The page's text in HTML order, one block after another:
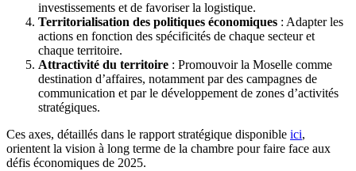
investissements et de favoriser la logistique.
Territorialisation des politiques économiques : Adapter les
actions en fonction des spécificités de chaque secteur et
chaque territoire.
Attractivité du territoire : Promouvoir la Moselle comme
destination d’affaires, notamment par des campagnes de
communication et par le développement de zones d’activités
stratégiques.
Ces axes, détaillés dans le rapport stratégique disponible ici,
orientent la vision à long terme de la chambre pour faire face aux
défis économiques de 2025.